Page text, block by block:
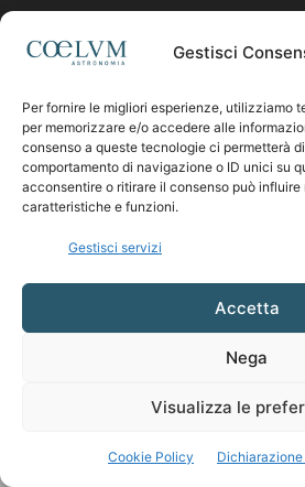
Gestisci
Per fornire le migliori esperienze, utilizziamo
per memorizzare e/o accedere alle
consenso a queste tecnologie ci permetterà
comportamento di navigazione o ID unici su
acconsentire o ritirare il consenso può
caratteristiche e funzioni.
Gestisci servizi
Accetta
Nega
Visualizza le
Cookie Policy
Contattaci:
SEGUICI